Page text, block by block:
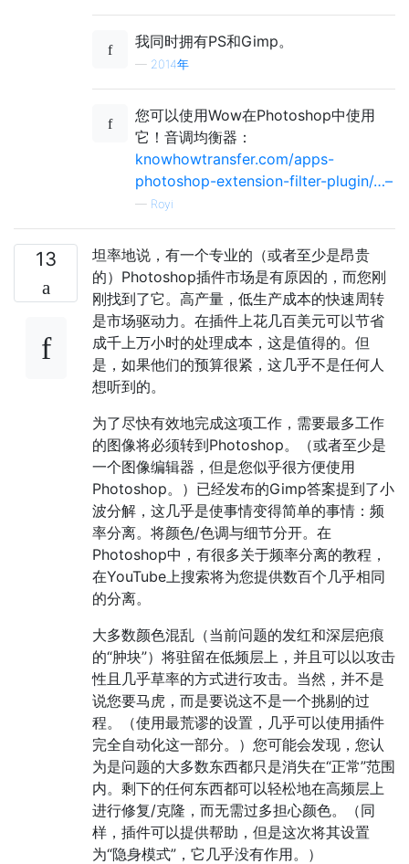
我同时拥有PS和Gimp。
— 2014年
您可以使用Wow在Photoshop中使用
它！音调均衡器：
knowhowtransfer.com/apps-
photoshop-extension-filter-plugin/…–
— Royi
13
坦率地说，有一个专业的（或者至少是昂贵
的）Photoshop插件市场是有原因的，而您刚
刚找到了它。高产量，低生产成本的快速周转
是市场驱动力。在插件上花几百美元可以节省
成千上万小时的处理成本，这是值得的。但
是，如果他们的预算很紧，这几乎不是任何人
想听到的。
为了尽快有效地完成这项工作，需要最多工作
的图像将必须转到Photoshop。（或者至少是
一个图像编辑器，但是您似乎很方便使用
Photoshop。）已经发布的Gimp答案提到了小
波分解，这几乎是使事情变得简单的事情：频
率分离。将颜色/色调与细节分开。在
Photoshop中，有很多关于频率分离的教程，
在YouTube上搜索将为您提供数百个几乎相同
的分离。
大多数颜色混乱（当前问题的发红和深层疤痕
的“肿块”）将驻留在低频层上，并且可以以攻击
性且几乎草率的方式进行攻击。当然，并不是
说您要马虎，而是要说这不是一个挑剔的过
程。（使用最荒谬的设置，几乎可以使用插件
完全自动化这一部分。）您可能会发现，您认
为是问题的大多数东西都只是消失在“正常”范围
内。剩下的任何东西都可以轻松地在高频层上
进行修复/克隆，而无需过多担心颜色。（同
样，插件可以提供帮助，但是这次将其设置
为“隐身模式”，它几乎没有作用。）